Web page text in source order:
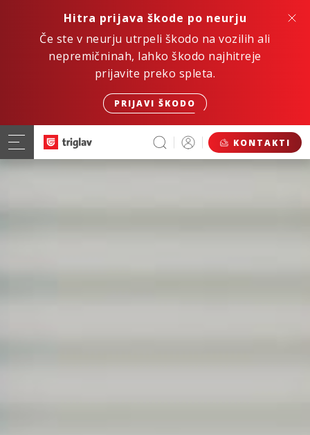
Hitra prijava škode po neurju
Če ste v neurju utrpeli škodo na vozilih ali
nepremičninah, lahko škodo najhitreje
prijavite preko spleta.
PRIJAVI ŠKODO
KONTAKTI